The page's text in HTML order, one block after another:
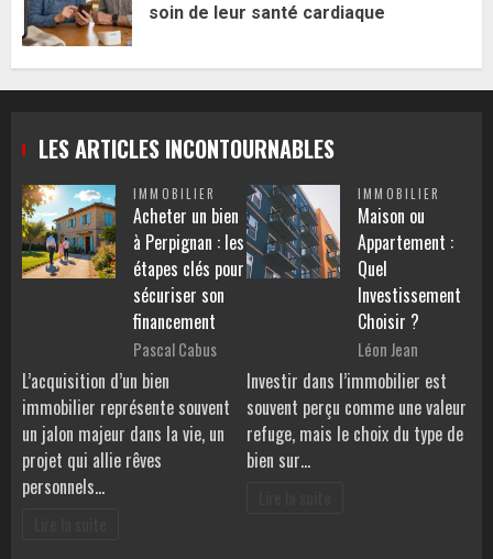
soin de leur santé cardiaque
LES ARTICLES INCONTOURNABLES
IMMOBILIER
Acheter un bien
à Perpignan : les
étapes clés pour
sécuriser son
financement
Pascal Cabus
L’acquisition d’un bien
immobilier représente souvent
un jalon majeur dans la vie, un
projet qui allie rêves
personnels…
IMMOBILIER
Maison ou
Appartement :
Quel
Investissement
Choisir ?
Léon Jean
Investir dans l’immobilier est
souvent perçu comme une valeur
refuge, mais le choix du type de
bien sur…